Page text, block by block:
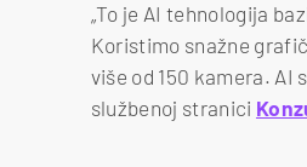
„To je AI tehnologija
Koristimo snažne
više od 150 kamera.
službenoj stranici